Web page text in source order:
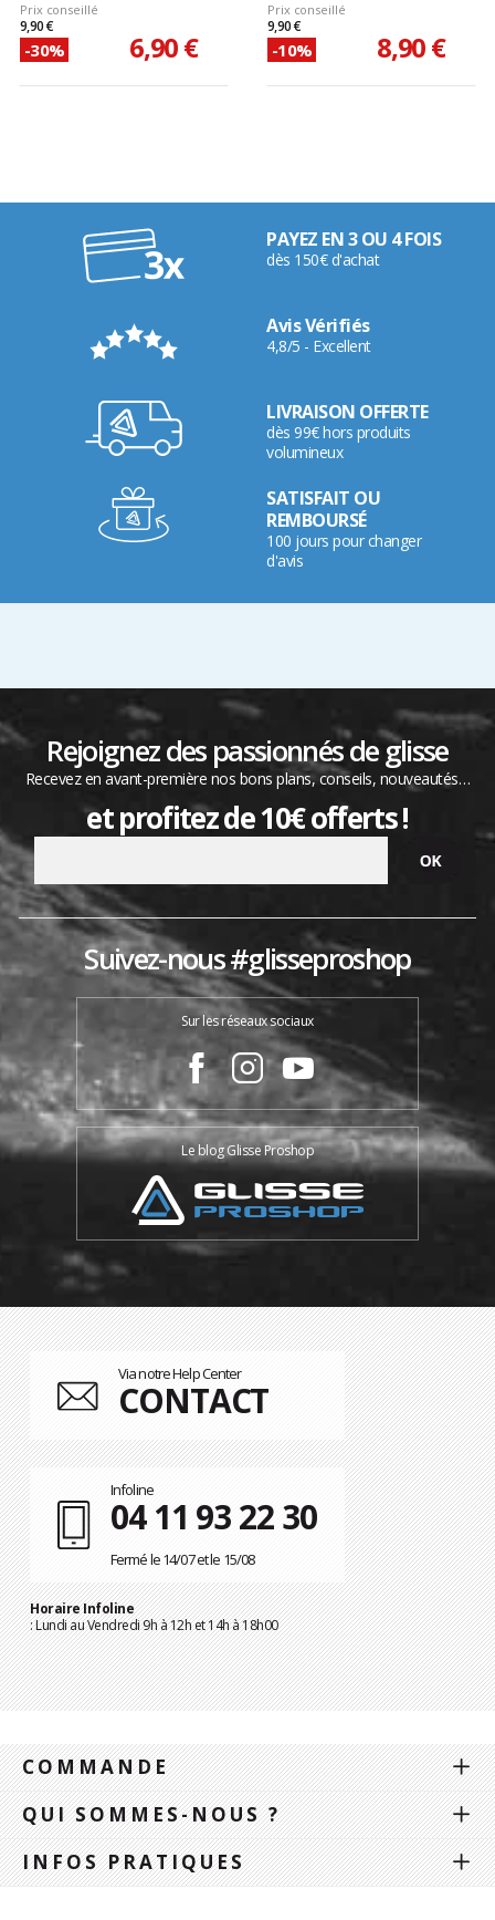
Prix conseillé
9,90 €
-30% 6,90 €
Prix conseillé
9,90 €
-10% 8,90 €
PAYEZ EN 3 OU 4 FOIS
dès 150€ d'achat
Avis Vérifiés
4,8/5 - Excellent
LIVRAISON OFFERTE
dès 99€ hors produits
volumineux
SATISFAIT OU
REMBOURSÉ
100 jours pour changer
d'avis
Rejoignez des passionnés de glisse
Recevez en avant-première nos bons plans, conseils, nouveautés…
et profitez de 10€ offerts !
Suivez-nous #glisseproshop
Sur les réseaux sociaux
Le blog Glisse Proshop
Via notre Help Center
CONTACT
Infoline
04 11 93 22 30
Fermé le 14/07 et le 15/08
Horaire Infoline
: Lundi au Vendredi 9h à 12h et 14h à 18h00
COMMANDE
QUI SOMMES-NOUS ?
INFOS PRATIQUES